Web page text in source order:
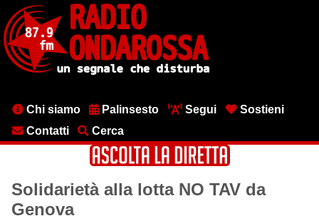
contenuto
principale
MenuChi siamo Palinsesto Segui
Sostieni
Contatti
Cerca
Solidarietà alla lotta NO TAV da
Genova